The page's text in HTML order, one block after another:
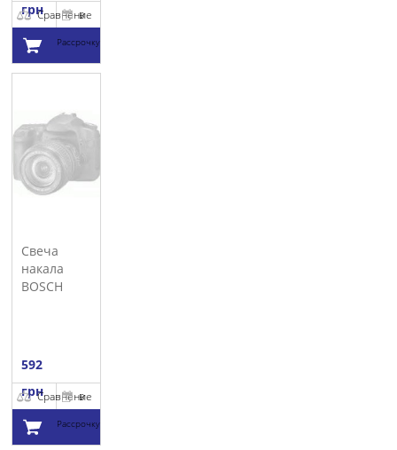
грнСравнение
В
Рассрочку
корзину
Свеча
накала
BOSCH
592
грнСравнение
В
Рассрочку